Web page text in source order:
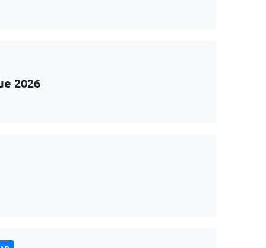
2026